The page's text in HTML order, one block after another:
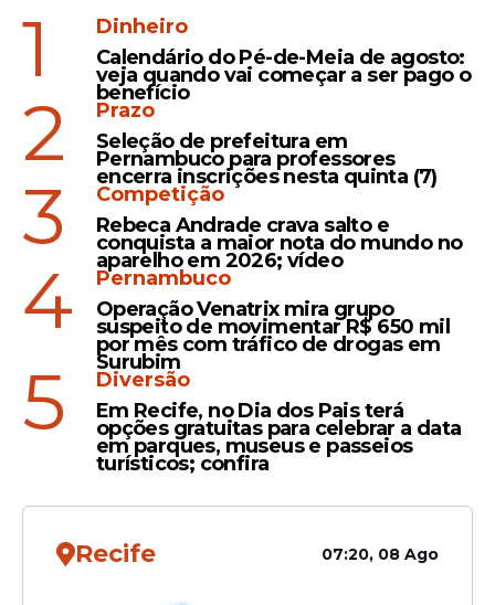
1
Dinheiro
Calendário do Pé-de-Meia de agosto:
veja quando vai começar a ser pago o
benefício
2
Prazo
Seleção de prefeitura em
Pernambuco para professores
encerra inscrições nesta quinta (7)
3
Competição
Rebeca Andrade crava salto e
conquista a maior nota do mundo no
aparelho em 2026; vídeo
4
Pernambuco
Operação Venatrix mira grupo
suspeito de movimentar R$ 650 mil
por mês com tráfico de drogas em
Surubim
5
Diversão
Em Recife, no Dia dos Pais terá
opções gratuitas para celebrar a data
em parques, museus e passeios
turísticos; confira
Recife 07:20, 08 Ago